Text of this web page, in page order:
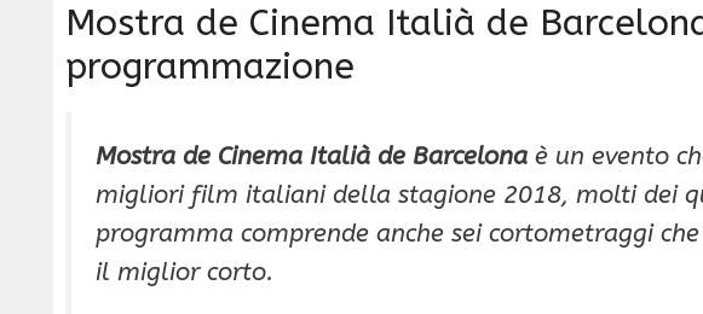
Mostra de Cinema Italià de
programmazione
Mostra de Cinema Italià de Barcelona è un evento
migliori film italiani della stagione 2018, molti dei
programma comprende anche sei cortometraggi
il miglior corto.